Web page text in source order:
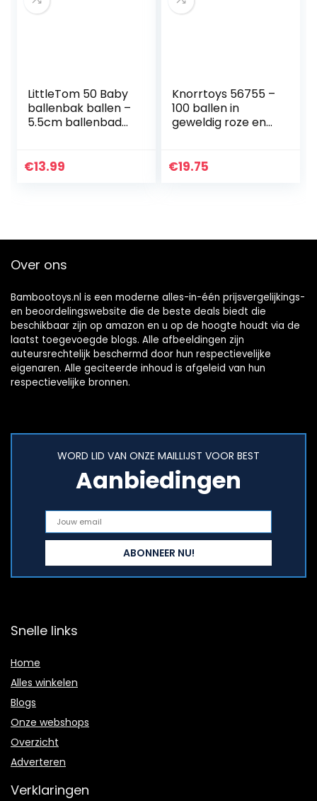
LittleTom 50 Baby
ballenbak ballen –
5.5cm ballenbad
jaar
€13.99
Knorrtoys 56755 –
100 ballen in
geweldig roze en
weekmakers Ø6
€19.75
Over ons
Bambootoys.nl is een moderne alles-in-één prijsvergelijkings-
en beoordelingswebsite die de beste deals biedt die
beschikbaar zijn op amazon en u op de hoogte houdt via de
laatst toegevoegde blogs. Alle afbeeldingen zijn
auteursrechtelijk beschermd door hun respectievelijke
eigenaren. Alle geciteerde inhoud is afgeleid van hun
respectievelijke bronnen.
WORD LID VAN ONZE MAILLIJST VOOR BEST
Aanbiedingen
Snelle links
Home
Alles winkelen
Blogs
Onze webshops
Overzicht
Adverteren
Verklaringen